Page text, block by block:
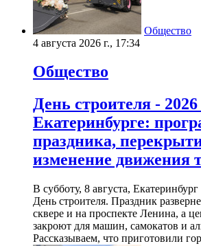
Общество
4 августа 2026 г., 17:34
Общество
День строителя - 2026
Екатеринбурге:
праздника,
изменение движения
В субботу, 8 августа,
День строителя. Праздник
сквере и на проспекте Ленина, а
закроют для машин, самокатов и
Рассказываем, что приготовили